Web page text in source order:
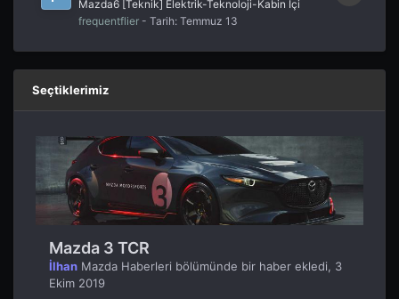
Mazda6 [Teknik] Elektrik-Teknoloji-Kabin İçi
frequentflier - Tarih: Temmuz 13
Seçtiklerimiz
Mazda 3 TCR
İlhan Mazda Haberleri bölümünde bir haber ekledi, 3
Ekim 2019